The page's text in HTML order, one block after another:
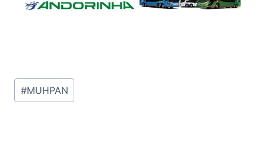
Tags
do
#MUHPAN